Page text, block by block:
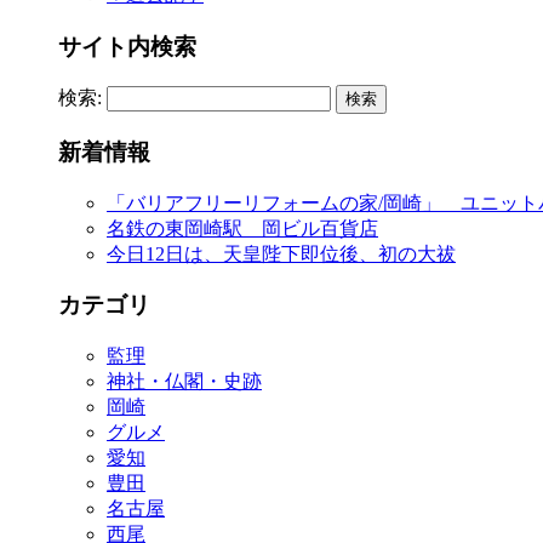
サイト内検索
検索:
新着情報
「バリアフリーリフォームの家/岡崎」 ユニット
名鉄の東岡崎駅 岡ビル百貨店
今日12日は、天皇陛下即位後、初の大祓
カテゴリ
監理
神社・仏閣・史跡
岡崎
グルメ
愛知
豊田
名古屋
西尾